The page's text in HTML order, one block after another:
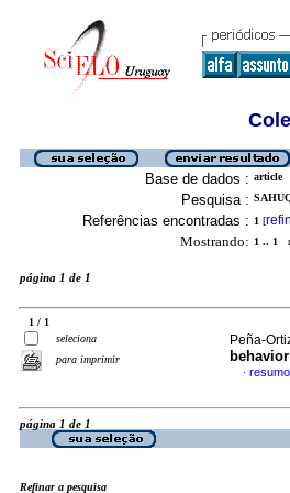
Base de dados : article
Pesquisa :
Referências encontradas : 1 [
Mostrando: 1 .. 1
página 1 de 1
1 / 1
seleciona
para imprimir
Peña-
behavior
·
página 1 de 1
Refinar a pesquisa